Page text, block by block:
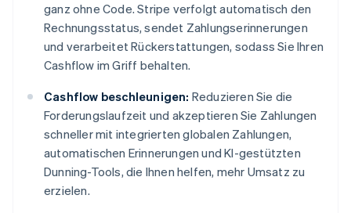
ganz ohne Code. Stripe verfolgt automatisch den
Rechnungsstatus, sendet Zahlungserinnerungen
und verarbeitet Rückerstattungen, sodass Sie Ihren
Cashflow im Griff behalten.
Cashflow beschleunigen: Reduzieren Sie die
Forderungslaufzeit und akzeptieren Sie Zahlungen
schneller mit integrierten globalen Zahlungen,
automatischen Erinnerungen und KI-gestützten
Dunning-Tools, die Ihnen helfen, mehr Umsatz zu
erzielen.